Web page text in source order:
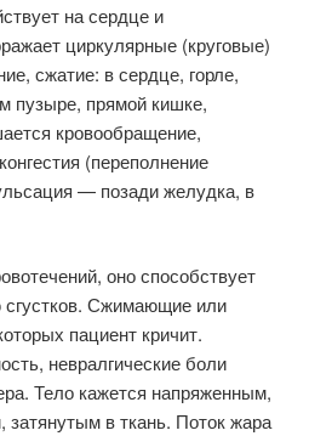
на сердце и
циркулярные (круговые)
сжатие: в сердце, горле,
пузыре, прямой кишке,
кровообращение,
(переполнение
— позади желудка, в
оно способствует
Сжимающие или
пациент кричит.
невралгические боли
Тело кажется напряженным,
в ткань. Поток жара